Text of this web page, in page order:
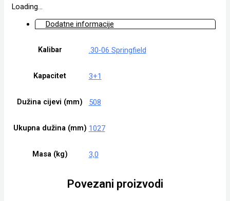
Loading...
Dodatne informacije
Kalibar .30-06 Springfield
Kapacitet 3+1
Dužina cijevi (mm) 508
Ukupna dužina (mm) 1027
Masa (kg) 3,0
Povezani proizvodi